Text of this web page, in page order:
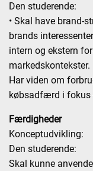
Den studerende:
• Skal have brand-
brands
intern og ekstern
markedskontekster.
Har viden om
købsadfærd i fokus
Færdigheder
Konceptudvikling:
Den studerende:
Skal kunne